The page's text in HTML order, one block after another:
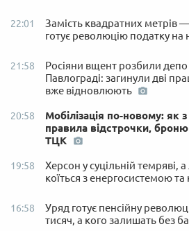
22:01
Замість квадратних метрів
готує революцію податку на
21:58
Росіяни вщент розбили
Павлограді: загинули дві
вже відновлюють
20:58
Мобілізація по-новому: як
правила відстрочки,
ТЦК
19:58
Херсон у суцільній темряві,
коїться з енергосистемою та
16:58
Уряд готує пенсійну
тисяч, а кого залишать без